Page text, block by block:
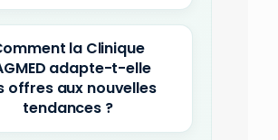
la Clinique
adapte-t-elle
offres aux nouvelles
tendances ?